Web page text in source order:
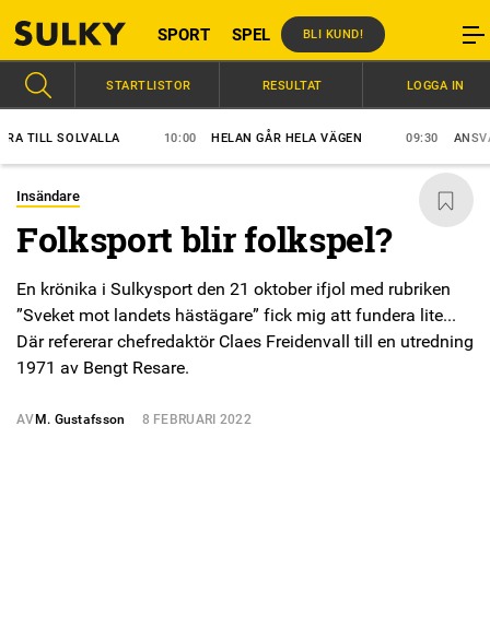
SPORT SPEL BLI KUND!
SOLVALLA HELAN GÅR HELA VÄGEN ANSVAR
STARTLISTOR RESULTAT LOGGA IN
Insändare
Folksport blir folkspel?
En krönika i Sulkysport den 21 oktober ifjol med rubriken
”Sveket mot landets hästägare” fick mig att fundera lite...
Där refererar chefredaktör Claes Freidenvall till en utredning
1971 av Bengt Resare.
AV M. Gustafsson 8 FEBRUARI 2022